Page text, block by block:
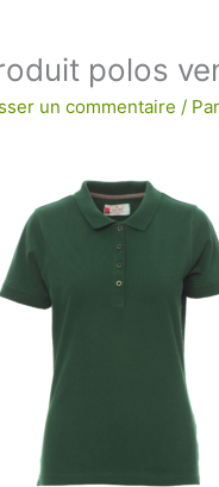
BRODERIE POUR
polos
un commentaire /